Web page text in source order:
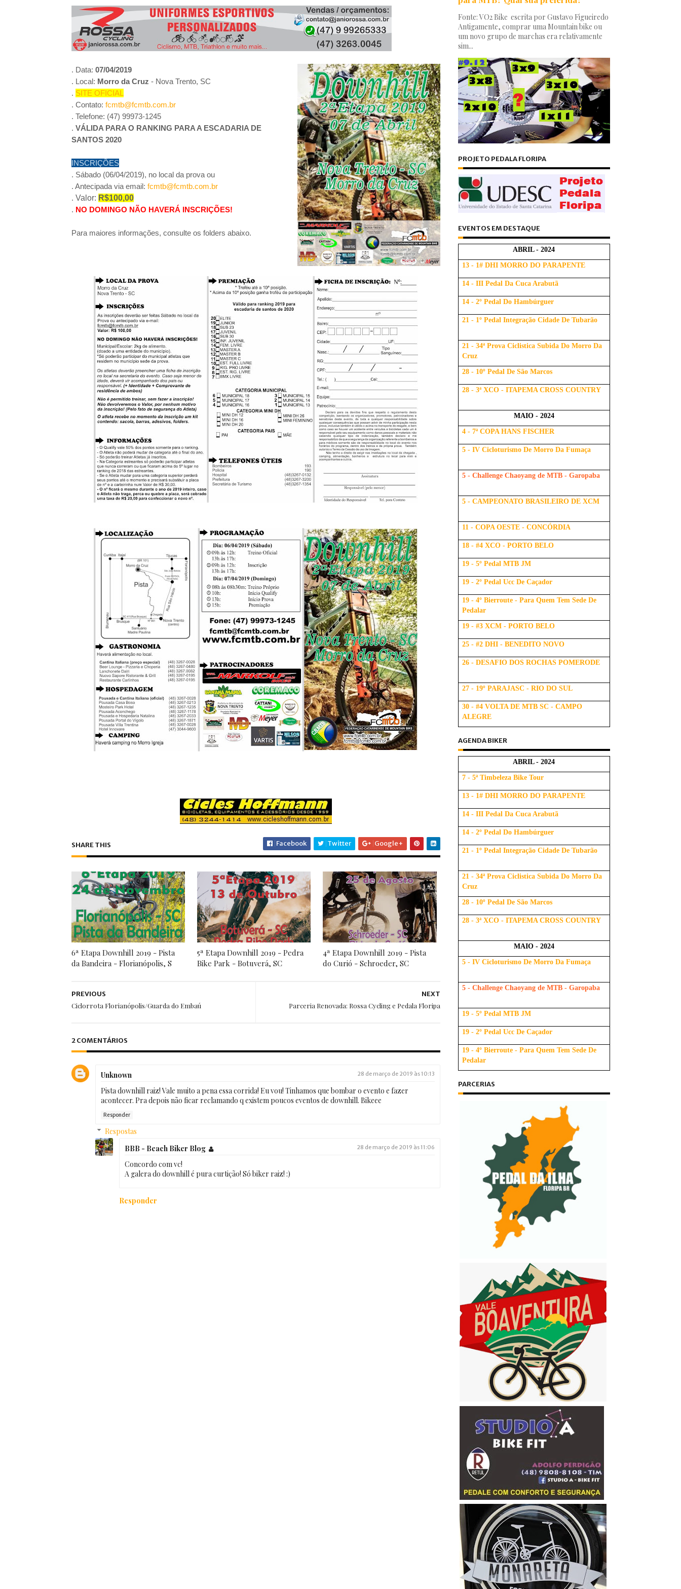
CICLOTURISMO 3º Pedal das Águas BBB - BEACH BIKER BLOG MARCH 08, 2020
EVENTO Pedala Tour - Floripa #2 - 2024 BBB - BEACH BIKER BLOG JANUARY 31, 2024
. Data: 07/04/2019
. Local: Morro da Cruz - Nova Trento, SC
. SITE OFICIAL
. Contato: fcmtb@fcmtb.com.br
. Telefone: (47) 99973-1245
. VÁLIDA PARA O RANKING PARA A ESCADARIA DE
SANTOS 2020
INSCRIÇÕES
. Sábado (06/04/2019), no local da prova ou
. Antecipada via email: fcmtb@fcmtb.com.br
. Valor: R$100,00
. NO DOMINGO NÃO HAVERÁ INSCRIÇÕES!
Para maiores informações, consulte os folders abaixo.
SHARE THIS Facebook Twitter Google+
6ª Etapa Downhill 2019 - Pista
da Bandeira - Florianópolis, S
5ª Etapa Downhill 2019 - Pedra
Bike Park - Botuverá, SC
4ª Etapa Downhill 2019 - Pista
do Curió - Schroeder, SC
NEXT
Parceria Renovada: Rossa Cycling e Pedala Floripa
PREVIOUS
Ciclorrota Florianópolis/Guarda do Embaú
2 COMENTÁRIOS
Unknown 28 de março de 2019 às 10:13
Pista downhill raiz! Vale muito a pena essa corrida! Eu vou! Tinhamos que bombar o evento e fazer
acontecer. Pra depois não ficar reclamando q existem poucos eventos de downhill. Bikeee
Responder
Respostas
BBB - Beach Biker Blog
28 de março de 2019 às 11:06
Concordo com vc!
A galera do downhill é pura curtição! Só biker raiz! :)
Responder
Fonte: VO2 Bike escrita por Gustavo Figueiredo
Antigamente, comprar uma Mountain bike ou
um novo grupo de marchas era relativamente
sim...
PROJETO PEDALA FLORIPA
EVENTOS EM DESTAQUE
ABRIL - 2024
13 - 1# DHI MORRO DO PARAPENTE
14 - III Pedal Da Cuca Arabutã
14 - 2º Pedal Do Hambúrguer
21 - 1º Pedal Integração Cidade De Tubarão
21 - 34ª Prova Ciclistica Subida Do Morro Da
Cruz
28 - 10º Pedal De São Marcos
28 - 3ª XCO - ITAPEMA CROSS COUNTRY
MAIO - 2024
4 - 7ª COPA HANS FISCHER
5 - IV Cicloturismo De Morro Da Fumaça
5 - Challenge Chaoyang de MTB - Garopaba
5 - CAMPEONATO BRASILEIRO DE XCM
11 - COPA OESTE - CONCÓRDIA
18 - #4 XCO - PORTO BELO
19 - 5º Pedal MTB JM
19 - 2º Pedal Ucc De Caçador
19 - 4º Bierroute - Para Quem Tem Sede De
Pedalar
19 - #3 XCM - PORTO BELO
25 - #2 DHI - BENEDITO NOVO
26 - DESAFIO DOS ROCHAS POMERODE
27 - 19º PARAJASC - RIO DO SUL
30 - #4 VOLTA DE MTB SC - CAMPO
ALEGRE
AGENDA BIKER
ABRIL - 2024
7 - 5ª Timbeleza Bike Tour
13 - 1# DHI MORRO DO PARAPENTE
14 - III Pedal Da Cuca Arabutã
14 - 2º Pedal Do Hambúrguer
21 - 1º Pedal Integração Cidade De Tubarão
21 - 34ª Prova Ciclistica Subida Do Morro Da
Cruz
28 - 10º Pedal De São Marcos
28 - 3ª XCO - ITAPEMA CROSS COUNTRY
MAIO - 2024
5 - IV Cicloturismo De Morro Da Fumaça
5 - Challenge Chaoyang de MTB - Garopaba
19 - 5º Pedal MTB JM
19 - 2º Pedal Ucc De Caçador
19 - 4º Bierroute - Para Quem Tem Sede De
Pedalar
PARCERIAS